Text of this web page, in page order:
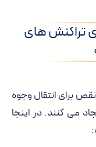
تراکنش های
برای انتقال وجوه
می کنند. در اینجا